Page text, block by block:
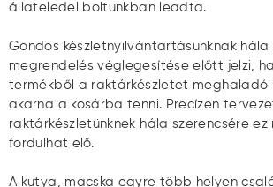
állateledel boltunkban leadta.
Gondos készletnyilvántartásunknak
megrendelés véglegesítése előtt jelzi,
termékből a raktárkészletet meghaladó
akarna a kosárba tenni. Precízen
raktárkészletünknek hála szerencsére ez
fordulhat elő.
A kutya, macska egyre több helyen